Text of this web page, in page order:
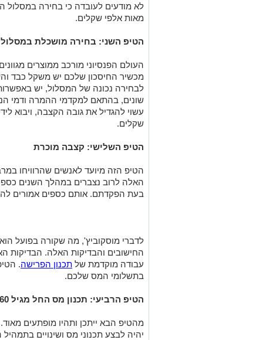
לא מודעים לעובדה כי בחירה במסלול
מאות אלפי שקלים.
הטיפ השני: בחירה מושכלת במסלול
העולם הפנסיוני מורכב ממוצרים
מכשיר החיסכון שלכם יש משקל כבד
לבחירה נכונה של המסלול, יש
שונים, בהתאם למקדמי ההמרה ודמי
עשוי להגדיל את גובה הקצבה, ויבוא
שקלים.
הטיפ השלישי: קצבה מוכרת
הטיפ הזה מיועד לאנשים שהרוויחו
האלה לרוב נצברים במהלך השנים
בעת הפקדתם. אותם כספים אמורים
לדברי מוסקוביץ', מה שקורה בפועל
החישובים והבדיקות האלה. הבדיקות
עבודה מוקדמת של תכנון הפרישה.
בתשלומי המס שלכם.
הטיפ הרביעי: תכנון מס החל מגיל 60 ולא בזמן הפרישה
מהטיפ הבא ייתכן ותהיו מופתעים מאוד.
יהיה לבצע תכנוני מס ושינויים